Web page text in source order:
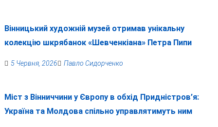
Вінницький художній музей отримав унікальну
колекцію шкрябанок «Шевченкіана» Петра Пипи
5 Червня, 2026 Павло Сидорченко
Міст з Вінниччини у Європу в обхід Придністров’я:
Україна та Молдова спільно управлятимуть ним